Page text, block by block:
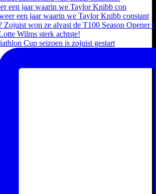
een jaar waarin we Taylor Knibb con
Cup seizoen is zojuist gestart